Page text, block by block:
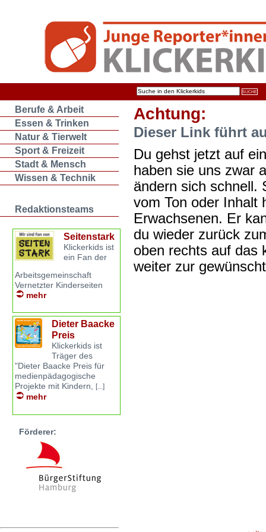
Berufe & Arbeit
Essen & Trinken
Natur & Tierwelt
Sport & Freizeit
Stadt & Mensch
Wissen & Technik
Redaktionsteams
Seitenstark
Klickerkids ist
ein Fan der
Arbeitsgemeinschaft
Vernetzter Kinderseiten
mehr
Dieter Baacke
Preis
Klickerkids ist
Träger des
"Dieter Baacke Preis für
medienpädagogische
Projekte mit Kindern, [...]
mehr
Förderer:
Achtung:
Dieser Link führt
Du gehst jetzt auf
haben sie uns zwar
ändern sich schnell.
vom Ton oder Inhalt
Erwachsenen. Er
du wieder zurück
oben rechts auf das
weiter zur